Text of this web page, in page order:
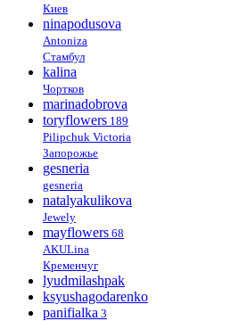
Киев
ninapodusova
Antoniza
Стамбул
kalina
Чортков
marinadobrova
toryflowers 189
Pilipchuk Victoria
Запорожье
gesneria
gesneria
natalyakulikova
Jewely
mayflowers 68
AKULina
Кременчуг
lyudmilashpak
ksyushagodarenko
panifialka 3